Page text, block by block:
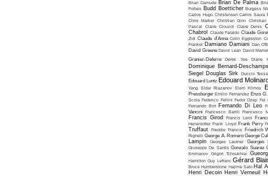
Brian Damude Brian De Palma
Forbes Budd Boetticher Burgess
Carlos Hugo Christensen Carlos Saura
Chris Marker Christian Gion Christian
Pascal
Claire Clouzot Claire Denis
Chabrol
Claude Faraldo Claude
Zidi Claude d'Anna Colin Eggleston
Frankel Damiano Damiani Dan
David Greene David Lean David
Granier-Deferre
Derek Yee Diane
Dominique Bernard-
Siegel
Douglas Sirk Duccio
Edouard Luntz Edouard
Yang Eldar Riazanov Elem Klimov
Pressburger Emilio Fernandez Enzo
Scola Federico Fellini Fedor Ozep Fei
Fernando Birri Fernando Di Leo
Vancini Francesco Barilli Francesco
Francis Girod Francis Leroi
Henenlotter Frank Lloyd Frank Perry
Truffaut Freddie Francis Friedrich
Righelli George A. Romero George
Lampin Georges Lautner
Georges
Giuseppe De Santis Gonzalo Suarez
Kromanov Grigori Tchoukhraï
Hamilton Guy Lefranc Gérard
Bruce Humberstone Hajime Sato Hal
Henri Decoin Henri Verneuil